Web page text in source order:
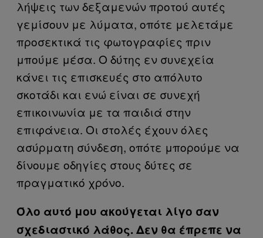
λήψεις των δεξαμενών προτού αυτές
γεμίσουν με λύματα, οπότε μελετάμε
προσεκτικά τις φωτογραφίες πριν
μπούμε μέσα. Ο δύτης εν συνεχεία
κάνει τις επισκευές στο απόλυτο
σκοτάδι και ενώ είναι σε συνεχή
επικοινωνία με τα παιδιά στην
επιφάνεια. Οι στολές έχουν όλες
ασύρματη σύνδεση, οπότε μπορούμε να
δίνουμε οδηγίες στους δύτες σε
πραγματικό χρόνο.
Όλο αυτό μου ακούγεται λίγο σαν
σχεδιαστικό λάθος. Δεν θα έπρεπε να